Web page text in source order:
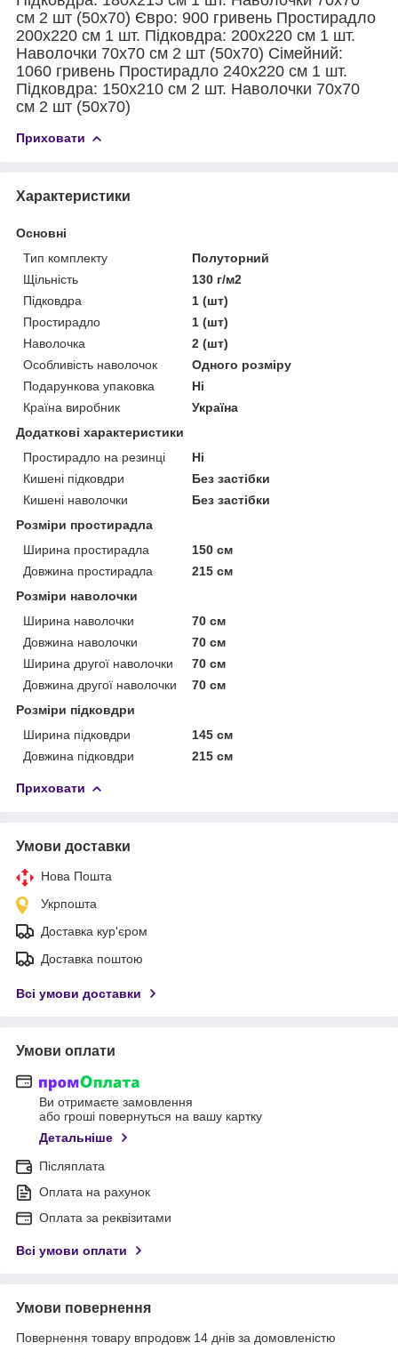
см 2 шт (50х70) Євро: 900 гривень Простирадло
200х220 см 1 шт. Підковдра: 200х220 см 1 шт.
Наволочки 70х70 см 2 шт (50х70) Сімейний:
1060 гривень Простирадло 240х220 см 1 шт.
Підковдра: 150х210 см 2 шт. Наволочки 70х70
см 2 шт (50х70)
Приховати
Характеристики
Основні
Тип комплекту
Полуторний
Щільність
130 г/м2
Підковдра
1 (шт)
Простирадло
1 (шт)
Наволочка
2 (шт)
Особливість наволочок
Одного розміру
Подарункова упаковка
Ні
Країна виробник
Україна
Додаткові характеристики
Простирадло на резинці
Ні
Кишені підковдри
Без застібки
Кишені наволочки
Без застібки
Розміри простирадла
Ширина простирадла
150 см
Довжина простирадла
215 см
Розміри наволочки
Ширина наволочки
70 см
Довжина наволочки
70 см
Ширина другої наволочки
70 см
Довжина другої наволочки
70 см
Розміри підковдри
Ширина підковдри
145 см
Довжина підковдри
215 см
Приховати
Умови доставки
Нова Пошта
Укрпошта
Доставка кур'єром
Доставка поштою
Всі умови доставки
Умови оплати
Ви отримаєте замовлення
або гроші повернуться на вашу картку
Детальніше
Післяплата
Оплата на рахунок
Оплата за реквізитами
Всі умови оплати
Умови повернення
Повернення товару впродовж 14 днів за домовленістю